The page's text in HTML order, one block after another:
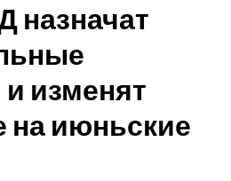
изменят
на июньские